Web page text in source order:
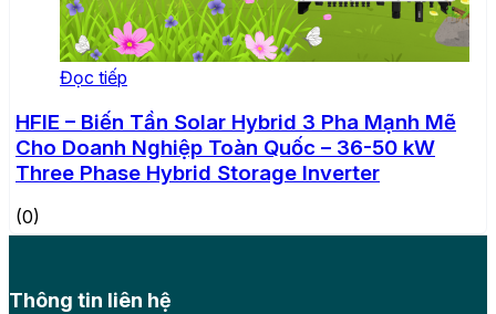
Đọc tiếp
HFIE – Biến Tần Solar Hybrid 3 Pha Mạnh Mẽ
Cho Doanh Nghiệp Toàn Quốc – 36-50 kW
Three Phase Hybrid Storage Inverter
(0)
Thông tin liên hệ